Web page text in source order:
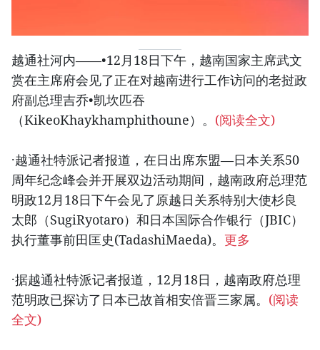
越通社河内——•12月18日下午，越南国家主席武文
赏在主席府会见了正在对越南进行工作访问的老挝政
府副总理吉乔•凯坎匹吞
（KikeoKhaykhamphithoune）。 (阅读全文)
·越通社特派记者报道，在日出席东盟—日本关系50
周年纪念峰会并开展双边活动期间，越南政府总理范
明政12月18日下午会见了原越日关系特别大使杉良
太郎（SugiRyotaro）和日本国际合作银行（JBIC）
执行董事前田匡史(TadashiMaeda)。 更多
·据越通社特派记者报道，12月18日，越南政府总理
范明政已探访了日本已故首相安倍晋三家属。 (阅读
全文)